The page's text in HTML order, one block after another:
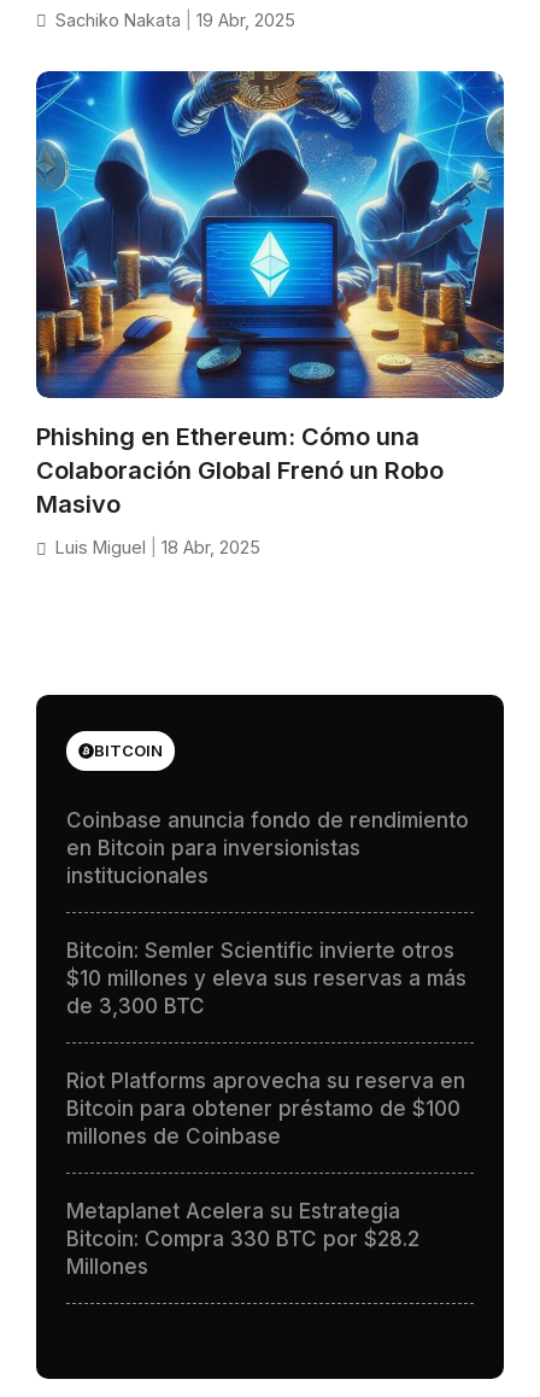
Sachiko Nakata 19 Abr, 2025
Phishing en Ethereum: Cómo una
Colaboración Global Frenó un Robo
Masivo
Luis Miguel 18 Abr, 2025
BITCOIN
Coinbase anuncia fondo de rendimiento
en Bitcoin para inversionistas
institucionales
Bitcoin: Semler Scientific invierte otros
$10 millones y eleva sus reservas a más
de 3,300 BTC
Riot Platforms aprovecha su reserva en
Bitcoin para obtener préstamo de $100
millones de Coinbase
Metaplanet Acelera su Estrategia
Bitcoin: Compra 330 BTC por $28.2
Millones